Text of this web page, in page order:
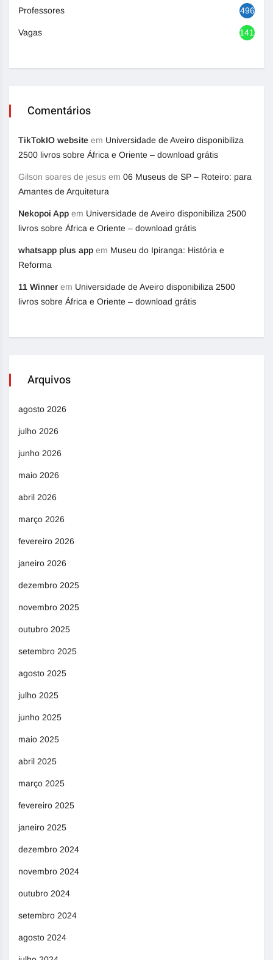
Professores 496
Vagas 1418
Comentários
TikTokIO website em Universidade de Aveiro disponibiliza
2500 livros sobre África e Oriente – download grátis
Gilson soares de jesus em 06 Museus de SP – Roteiro: para
Amantes de Arquitetura
Nekopoi App em Universidade de Aveiro disponibiliza 2500
livros sobre África e Oriente – download grátis
whatsapp plus app em Museu do Ipiranga: História e
Reforma
11 Winner em Universidade de Aveiro disponibiliza 2500
livros sobre África e Oriente – download grátis
Arquivos
agosto 2026
julho 2026
junho 2026
maio 2026
abril 2026
março 2026
fevereiro 2026
janeiro 2026
dezembro 2025
novembro 2025
outubro 2025
setembro 2025
agosto 2025
julho 2025
junho 2025
maio 2025
abril 2025
março 2025
fevereiro 2025
janeiro 2025
dezembro 2024
novembro 2024
outubro 2024
setembro 2024
agosto 2024